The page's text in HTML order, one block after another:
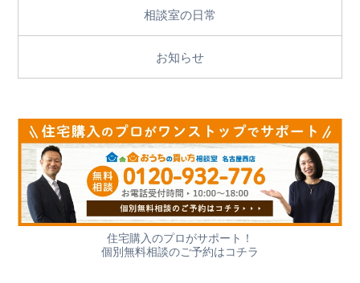
相談室の日常
お知らせ
住宅購入のプロがサポート！
個別無料相談のご予約はコチラ